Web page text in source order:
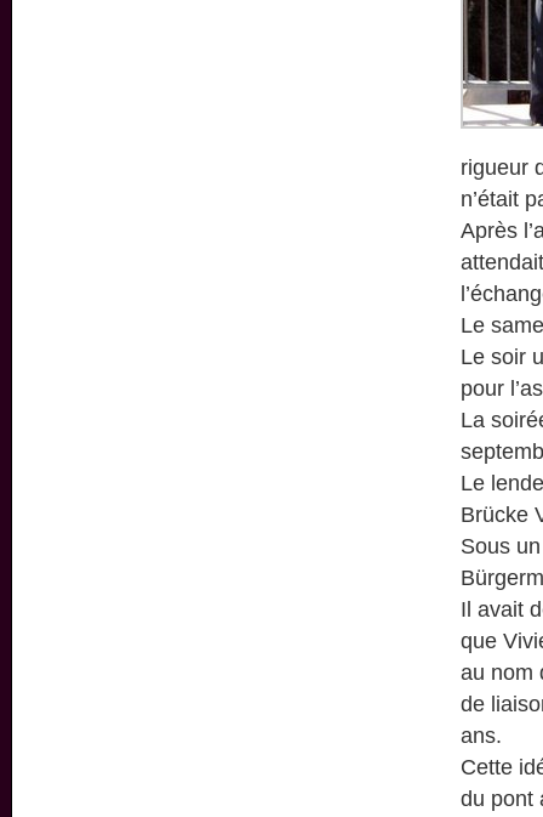
rigueur
n’était
Après
Le
Le soir
pour
La
Le
Brücke
Sous
Il avait
que
au nom
de
ans.
Cette
du pont